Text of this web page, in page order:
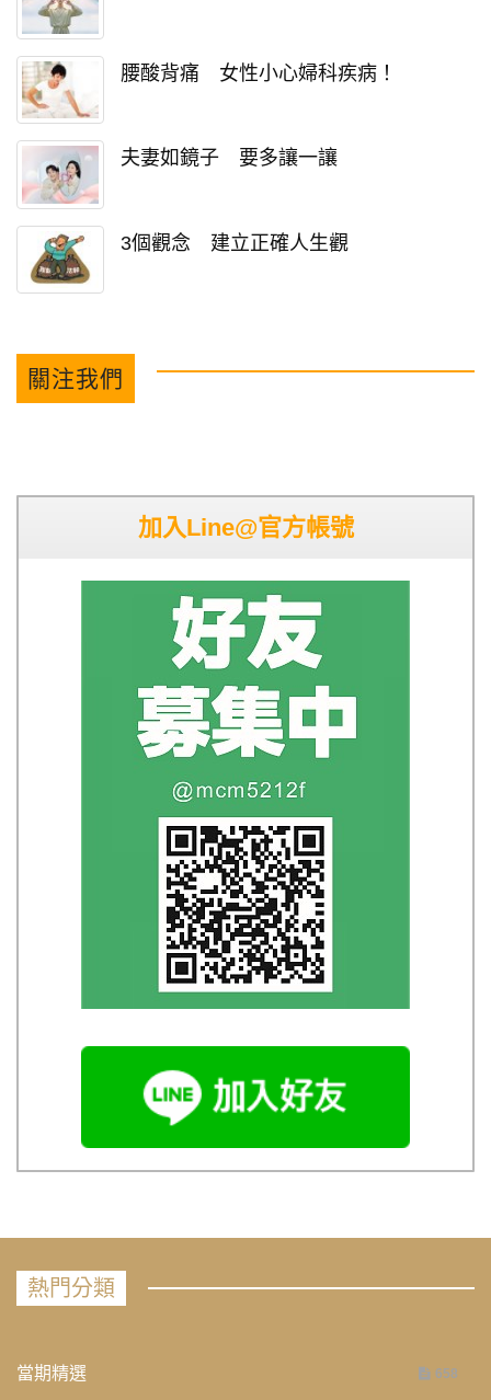
腰酸背痛 女性小心婦科疾病！
夫妻如鏡子 要多讓一讓
3個觀念 建立正確人生觀
關注我們
加入Line@官方帳號
熱門分類
當期精選 658